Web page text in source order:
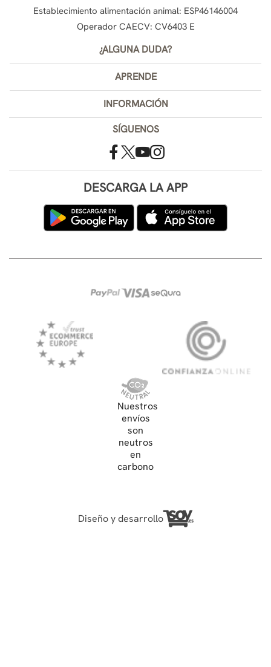
Establecimiento alimentación animal: ESP46146004
Operador CAECV: CV6403 E
¿ALGUNA DUDA?
APRENDE
INFORMACIÓN
SÍGUENOS
DESCARGA LA APP
Nuestros
envíos
son
neutros
en
carbono
Diseño y desarrollo